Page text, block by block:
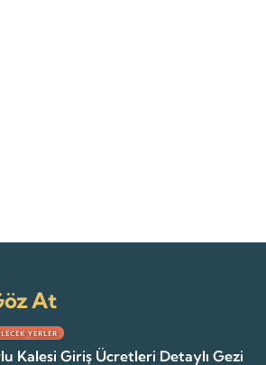
At
YERLER
Kalesi Giriş Ücretleri Detaylı Gezi